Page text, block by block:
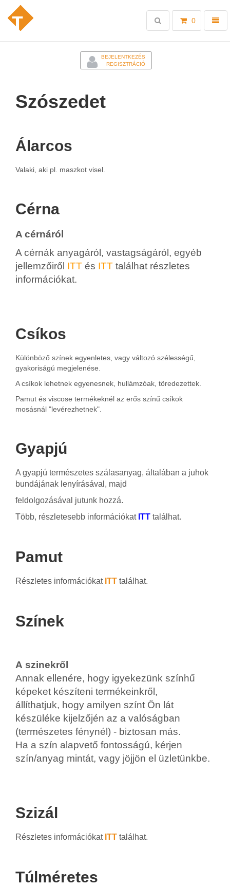
Toggle
0
Toggle
search
BEJELENTKEZÉS
REGISZTRÁCIÓ
Szószedet
Álarcos
Valaki, aki pl. maszkot visel.
Cérna
A cérnáról
A cérnák anyagáról, vastagságáról, egyéb
jellemzőiről ITT és ITT találhat részletes
információkat.
Csíkos
Különböző színek egyenletes, vagy változó szélességű,
gyakoriságú megjelenése.
A csíkok lehetnek egyenesnek, hullámzóak, töredezettek.
Pamut és viscose termékeknél az erős színű csíkok
mosásnál "levérezhetnek".
Gyapjú
A gyapjú természetes szálasanyag, általában a juhok
bundájának lenyírásával, majd
feldolgozásával jutunk hozzá.
Több, részletesebb információkat ITT találhat.
Pamut
Részletes információkatITT találhat.
Színek
A szinekről
Annak ellenére, hogy igyekezünk színhű
képeket készíteni termékeinkről,
állíthatjuk, hogy amilyen színt Ön lát
készüléke kijelzőjén az a valóságban
(természetes fénynél) - biztosan más.
Ha a szín alapvető fontosságú, kérjen
szín/anyag mintát, vagy jöjjön el üzletünkbe.
Szizál
Részletes információkatITT találhat.
Túlméretes